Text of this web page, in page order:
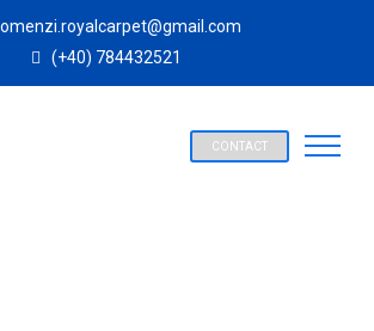
(+40) 784432521
CONTACT